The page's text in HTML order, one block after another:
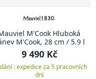
M'Cook Hluboká
M'Cook, 28 cm / 5.9 l
9 490 Kč
: expedice za 5 pracovních
dní